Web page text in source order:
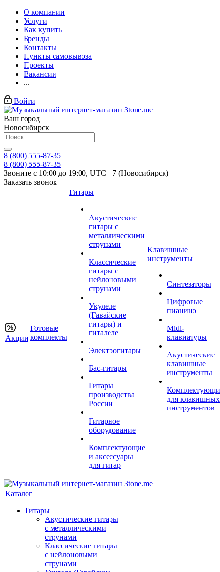
О компании
Услуги
Как купить
Бренды
Контакты
Пункты самовывоза
Проекты
Вакансии
...
Войти
Ваш город
Новосибирск
8 (800) 555-87-35
8 (800) 555-87-35
Звоните с 10:00 до 19:00, UTC +7 (Новосибирск)
Заказать звонок
Акции
Готовые
комплекты
Гитары
Акустические
гитары с
металлическими
струнами
Классические
гитары с
нейлоновыми
струнами
Укулеле
(Гавайские
гитары) и
гиталеле
Электрогитары
Бас-гитары
Гитары
производства
России
Гитарное
оборудование
Комплектующие
и аксессуары
для гитар
Клавишные
инструменты
Синтезаторы
Цифровые
пианино
Midi-
клавиатуры
Акустические
клавишные
инструменты
для клавишных
инструментов
Каталог
Гитары
Акустические гитары
с металлическими
струнами
Классические гитары
с нейлоновыми
струнами